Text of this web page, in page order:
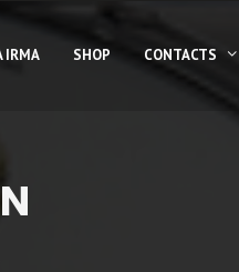
IRMA SHOP CONTACTS